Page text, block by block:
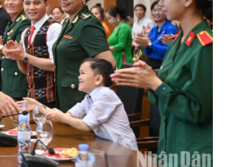
社简介
VIỆT